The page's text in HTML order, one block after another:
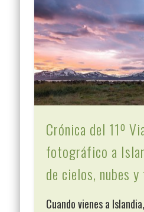
Crónica del 11º
fotográfico a
de cielos, nubes
Cuando vienes a